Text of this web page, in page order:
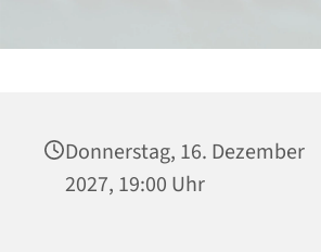
Donnerstag, 16. Dezember
2027, 19:00 Uhr